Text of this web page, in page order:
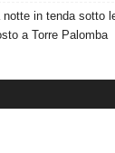
in tenda sotto
a Torre Palomba